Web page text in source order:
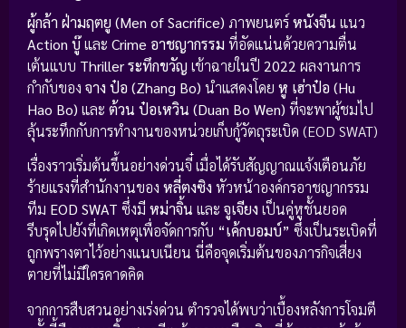
ผู้กล้า ฝ่ามฤตยู (Men of Sacrifice) ภาพยนตร์หนังจีน แนว
Action บู๊และ Crime อาชญากรรม ที่อัดแน่นด้วยความตื่น
เต้นแบบ Thriller ระทึกขวัญ เข้าฉายในปี 2022 ผลงานการ
กำกับของ จาง ป๋อ (Zhang Bo) นำแสดงโดย หู เฮ่าป๋อ (Hu
Hao Bo) และ ต้วน ป๋อเหวิน (Duan Bo Wen) ที่จะพาผู้ชมไป
ลุ้นระทึกกับการทำงานของหน่วยเก็บกู้วัตถุระเบิด (EOD SWAT)
เรื่องราวเริ่มต้นขึ้นอย่างด่วนจี๋ เมื่อได้รับสัญญาณแจ้งเตือนภัย
ร้ายแรงที่สำนักงานของ หลี่ตงซิง หัวหน้าองค์กรอาชญากรรม
ทีม EOD SWAT ซึ่งมี หม่าจิ้น และ จูเจียง เป็นคู่หูชั้นยอด
รีบรุดไปยังที่เกิดเหตุเพื่อจัดการกับ “เค้กบอมบ์” ซึ่งเป็นระเบิดที่
ถูกพรางตาไว้อย่างแนบเนียน นี่คือจุดเริ่มต้นของภารกิจเสี่ยง
ตายที่ไม่มีใครคาดคิด
จากการสืบสวนอย่างเร่งด่วน ตำรวจได้พบว่าเบื้องหลังการโจมตี